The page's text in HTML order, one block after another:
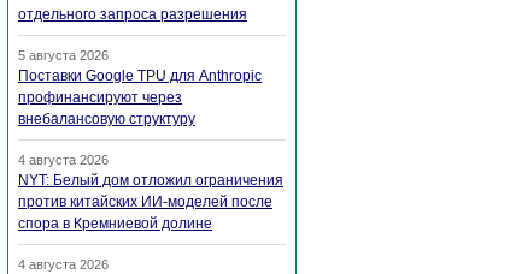
отдельного запроса разрешения
5 августа 2026
Поставки Google TPU для Anthropic
профинансируют через
внебалансовую структуру
4 августа 2026
NYT: Белый дом отложил ограничения
против китайских ИИ-моделей после
спора в Кремниевой долине
4 августа 2026